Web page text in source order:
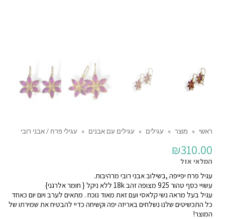
ראשי » מוצר » עגילים » עגילים עם אבנים » עגילי פרח / אבני רובי
₪310.00
המלאי אזל
עגיל פרח יפייפה ,בשילוב אבני רובי מרהיבות.
עשויי כסף טהור 925 מצופה זהב 18k ללא ניקל { חומר אלרגני}
עגיל בעל מראה נשי קלאסי ועם זאת מאוד נוכח . מתאים לערב ויום יום כאחד
כל התכשיטים שלנו נשלחים באריזה יפה וקשיחה כדיי להבטיח את שמירתו של
המוצר!